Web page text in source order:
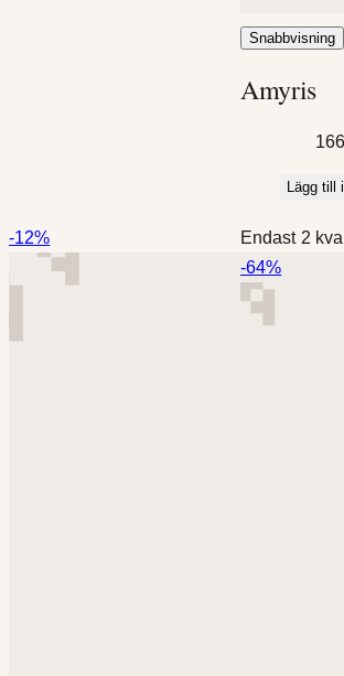
Snabbvisning
Amyris
Lägg till
-12%Rea:
Endast 2
-64%Rea: